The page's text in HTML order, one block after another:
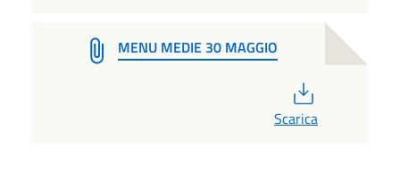
MENU MEDIE 30 MAGGIO
Scarica